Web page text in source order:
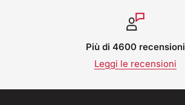
Più di 4600 recensioni
Leggi le recensioni